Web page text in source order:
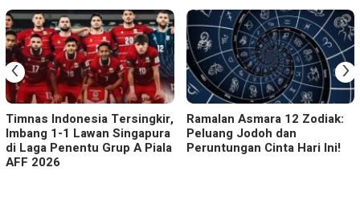
Timnas Indonesia Tersingkir,
Imbang 1-1 Lawan Singapura
di Laga Penentu Grup A Piala
AFF 2026
Ramalan Asmara 12 Zodiak:
Peluang Jodoh dan
Peruntungan Cinta Hari Ini!
‹ ›